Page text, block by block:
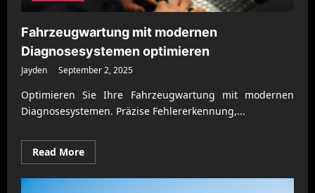
Fahrzeugwartung mit modernen
Diagnosesystemen optimieren
Jayden September 2, 2025
Optimieren Sie Ihre Fahrzeugwartung mit modernen
Diagnosesystemen. Präzise Fehlererkennung,...
Read MoreRead
more
Fahrzeugwartung